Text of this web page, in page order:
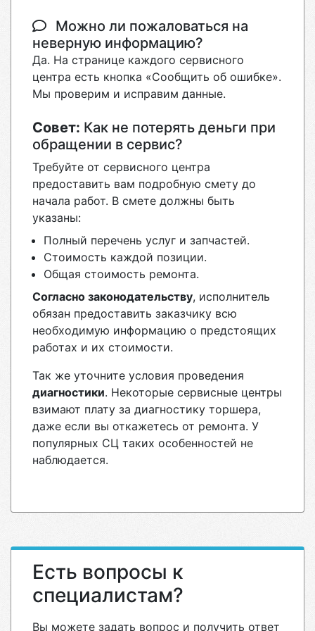
Можно ли пожаловаться на
неверную информацию?
Да. На странице каждого сервисного
центра есть кнопка «Сообщить об ошибке».
Мы проверим и исправим данные.
Совет: Как не потерять деньги при
обращении в сервис?
Требуйте от сервисного центра
предоставить вам подробную смету до
начала работ. В смете должны быть
указаны:
Полный перечень услуг и запчастей.
Стоимость каждой позиции.
Общая стоимость ремонта.
Согласно законодательству, исполнитель
обязан предоставить заказчику всю
необходимую информацию о предстоящих
работах и их стоимости.
Так же уточните условия проведения
диагностики. Некоторые сервисные центры
взимают плату за диагностику торшера,
даже если вы откажетесь от ремонта. У
популярных СЦ таких особенностей не
наблюдается.
Есть вопросы к
специалистам?
Вы можете задать вопрос и получить ответ